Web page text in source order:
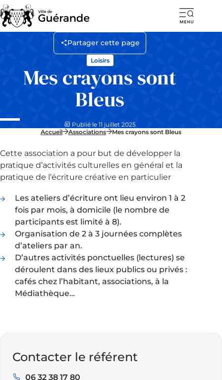
Mes crayons sont
Bleus
Loisirs
Publié le 11 juillet 2025
Partager cette page
Accueil Associations Mes crayons sont Bleus
Cette association a pour but de développer la
pratique d’activités culturelles en général et la
pratique de l’écriture créative en particulier
Les ateliers d’écriture ont lieu environ 1 à 2
fois par mois, à domicile (le nombre de
participants est limité à 8).
Organisation de 2 à 3 journées complètes
d’ateliers par an.
D’autres activités ponctuelles (lectures) se
déroulent dans des lieux publics ou privés :
cafés chez l’habitant, associations, à la
Médiathèque…
Contacter le référent
Téléphone
06 32 38 17 80